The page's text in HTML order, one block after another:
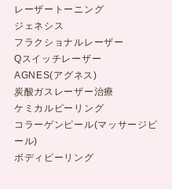
レーザートーニング
ジェネシス
フラクショナルレーザー
Qスイッチレーザー
AGNES(アグネス)
炭酸ガスレーザー治療
ケミカルピーリング
コラーゲンピール(マッサージピ
ール)
ボディピーリング